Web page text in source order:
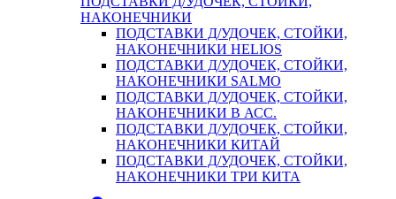
НАКОНЕЧНИКИ
ПОДСТАВКИ Д/УДОЧЕК, СТОЙКИ,
НАКОНЕЧНИКИ HELIOS
ПОДСТАВКИ Д/УДОЧЕК, СТОЙКИ,
НАКОНЕЧНИКИ SALMO
ПОДСТАВКИ Д/УДОЧЕК, СТОЙКИ,
НАКОНЕЧНИКИ В АСС.
ПОДСТАВКИ Д/УДОЧЕК, СТОЙКИ,
НАКОНЕЧНИКИ КИТАЙ
ПОДСТАВКИ Д/УДОЧЕК, СТОЙКИ,
НАКОНЕЧНИКИ ТРИ КИТА